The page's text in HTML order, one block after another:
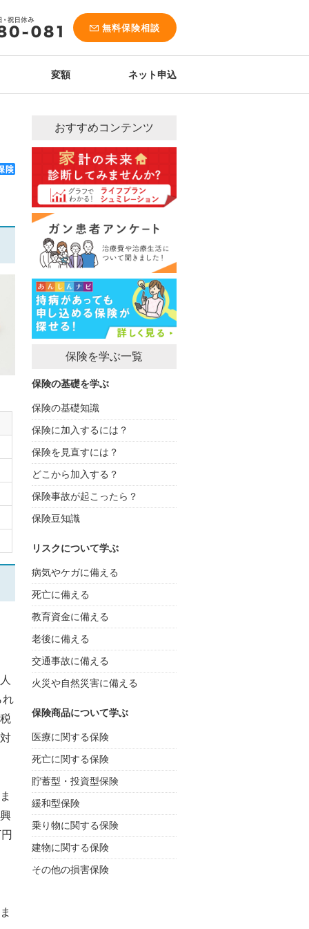
無料保険相談
変額 ネット申込
れ
おすすめコンテンツ
保険を学ぶ一覧
保険の基礎を学ぶ
保険の基礎知識
保険に加入するには？
保険を見直すには？
どこから加入する？
保険事故が起こったら？
保険豆知識
リスクについて学ぶ
病気やケガに備える
死亡に備える
教育資金に備える
老後に備える
交通事故に備える
火災や自然災害に備える
保険商品について学ぶ
医療に関する保険
死亡に関する保険
貯蓄型・投資型保険
緩和型保険
乗り物に関する保険
建物に関する保険
その他の損害保険